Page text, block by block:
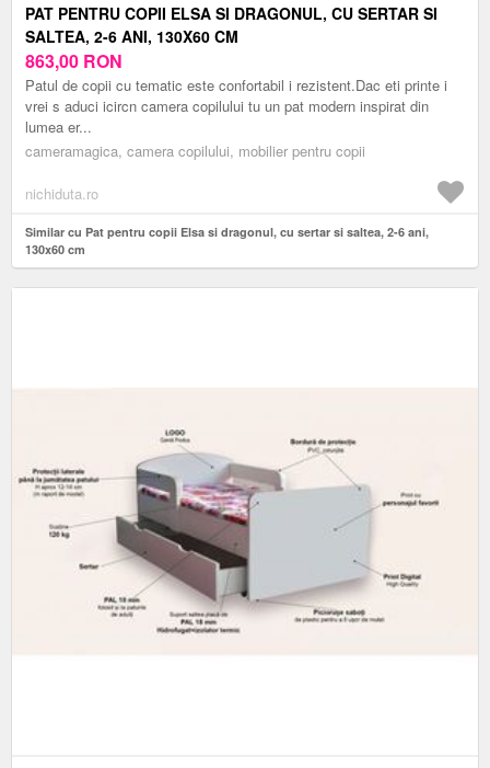
PAT PENTRU COPII ELSA SI DRAGONUL, CU SERTAR SI
SALTEA, 2-6 ANI, 130X60 CM
863,00 RON
Patul de copii cu tematic este confortabil i rezistent.Dac eti printe i
vrei s aduci icircn camera copilului tu un pat modern inspirat din
lumea er...
cameramagica, camera copilului, mobilier pentru copii
nichiduta.ro
Similar cu Pat pentru copii Elsa si dragonul, cu sertar si saltea, 2-6 ani,
130x60 cm